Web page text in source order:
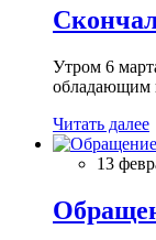
Утром 6
обладающим
Читать далее
13